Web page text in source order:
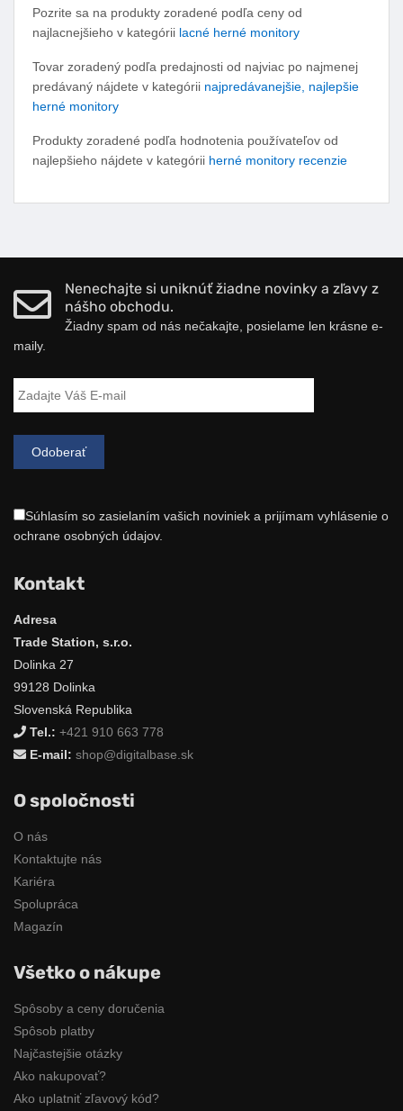
Pozrite sa na produkty zoradené podľa ceny od
najlacnejšieho v kategórii lacné herné monitory
Tovar zoradený podľa predajnosti od najviac po najmenej
predávaný nájdete v kategórii najpredávanejšie, najlepšie
herné monitory
Produkty zoradené podľa hodnotenia používateľov od
najlepšieho nájdete v kategórii herné monitory recenzie
Nenechajte si uniknúť žiadne novinky a zľavy z
nášho obchodu.
Žiadny spam od nás nečakajte, posielame len krásne e-
maily.
Súhlasím so zasielaním vašich noviniek a prijímam vyhlásenie o
ochrane osobných údajov.
Kontakt
Adresa
Trade Station, s.r.o.
Dolinka 27
99128 Dolinka
Slovenská Republika
Tel.: +421 910 663 778
E-mail: shop@digitalbase.sk
O spoločnosti
O nás
Kontaktujte nás
Kariéra
Spolupráca
Magazín
Všetko o nákupe
Spôsoby a ceny doručenia
Spôsob platby
Najčastejšie otázky
Ako nakupovať?
Ako uplatniť zľavový kód?